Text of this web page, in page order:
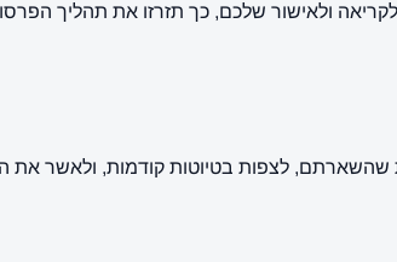
ולאישור שלכם, כך תזרזו את תהליך
לצפות בטיוטות קודמות, ולאשר את